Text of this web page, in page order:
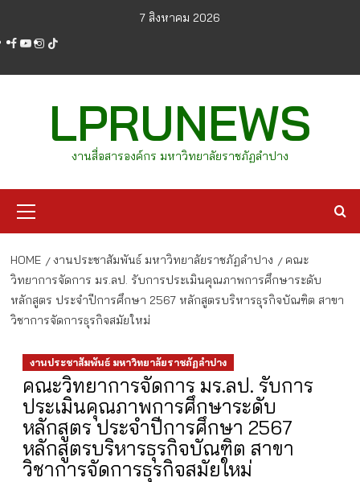
content
7 สิงหาคม 2026
facebook
youtube
instagram
tiktok
LPRUNEWS
งานสื่อสารองค์กร มหาวิทยาลัยราชภัฏลำปาง
Menu
HOME งานประชาสัมพันธ์ มหาวิทยาลัยราชภัฏลำปาง
คณะ
วิทยาการจัดการ มร.ลป. รับการประเมินคุณภาพการศึกษาระดับ
หลักสูตร ประจำปีการศึกษา 2567 หลักสูตรบริหารธุรกิจบัณฑิต สาขา
วิชาการจัดการธุรกิจสมัยใหม่
งานประชาสัมพันธ์ มหาวิทยาลัยราชภัฏลำปาง
คณะวิทยาการจัดการ มร.ลป. รับการ
ประเมินคุณภาพการศึกษาระดับ
หลักสูตร ประจำปีการศึกษา 2567
หลักสูตรบริหารธุรกิจบัณฑิต สาขา
วิชาการจัดการธุรกิจสมัยใหม่